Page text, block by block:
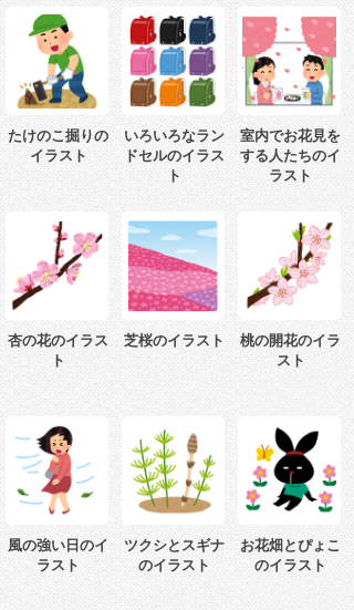
たけのこ掘りの
イラスト
いろいろなラン
ドセルのイラス
ト
室内でお花見を
する人たちのイ
ラスト
杏の花のイラス
ト
芝桜のイラスト
桃の開花のイラ
スト
風の強い日のイ
ラスト
ツクシとスギナ
のイラスト
お花畑とぴょこ
のイラスト